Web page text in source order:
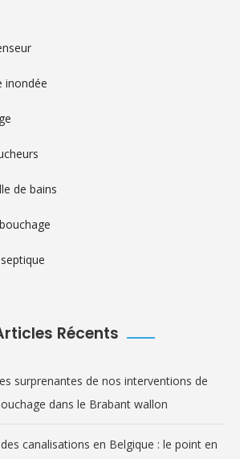
inondée
de bains
Récents
surprenantes de nos interventions de
dans le Brabant wallon
canalisations en Belgique : le point en